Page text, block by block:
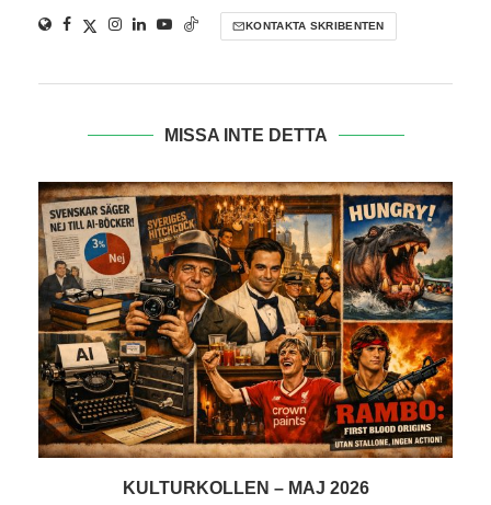
KONTAKTA SKRIBENTEN
MISSA INTE DETTA
KULTURKOLLEN – MAJ 2026